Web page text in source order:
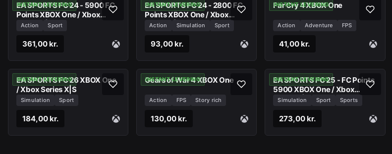
INSTANT LEVERING
EA SPORTS FC 24 - 5900 FC
Points XBOX One / Xbox
Series X|S
Action Sport
361,00 kr.
INSTANT LEVERING
EA SPORTS FC 24 - 2800 FC
Points XBOX One / Xbox
Series X|S
Action Simulation Sport
93,00 kr.
INSTANT LEVERING
Far Cry 4 XBOX One
Action Adventure FPS
41,00 kr.
INSTANT LEVERING
EA SPORTS FC 26 XBOX One
/ Xbox Series X|S
Simulation Sport
184,00 kr.
INSTANT LEVERING
Gears of War 4 XBOX One
Action FPS Story rich
130,00 kr.
INSTANT LEVERING
EA SPORTS FC 25 - FC Points
5900 XBOX One / Xbox
Series X|S
Simulation Sport Sports
273,00 kr.